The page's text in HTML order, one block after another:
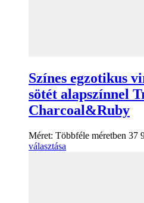
Színes egzotikus
sötét alapszínnel
Charcoal&Ruby
Méret: Többféle méretben 37
választása